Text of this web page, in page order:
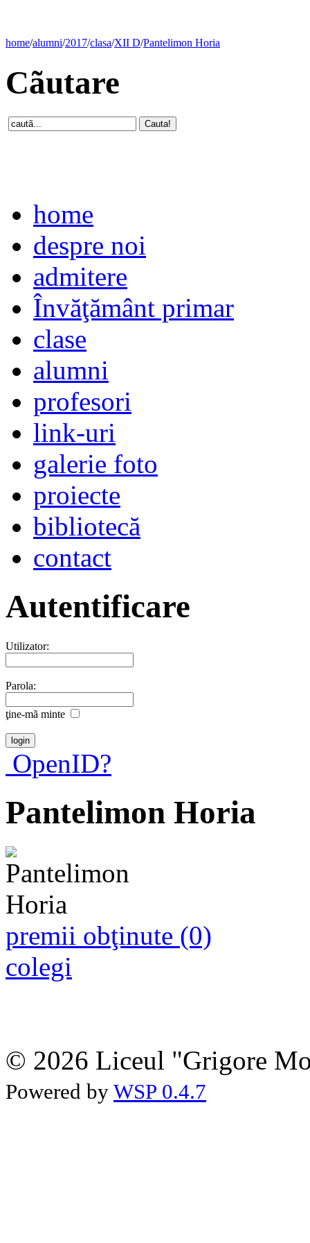
home/alumni/2017/clasa/XII D/Pantelimon Horia
Cãutare
home
despre noi
admitere
Învăţământ primar
clase
alumni
profesori
link-uri
galerie foto
proiecte
bibliotecă
contact
Autentificare
Utilizator:
Parola:
ţine-mã minte
OpenID?
Pantelimon Horia
premii obţinute (0)
colegi
© 2026 Liceul "Grigore
Powered by WSP 0.4.7